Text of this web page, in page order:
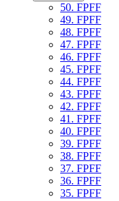
50. FPFF
49. FPFF
48. FPFF
47. FPFF
46. FPFF
45. FPFF
44. FPFF
43. FPFF
42. FPFF
41. FPFF
40. FPFF
39. FPFF
38. FPFF
37. FPFF
36. FPFF
35. FPFF